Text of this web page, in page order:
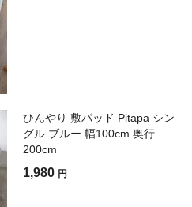
ひんやり 敷パッド Pitapa シン
グル ブルー 幅100cm 奥行
200cm
1,980 円